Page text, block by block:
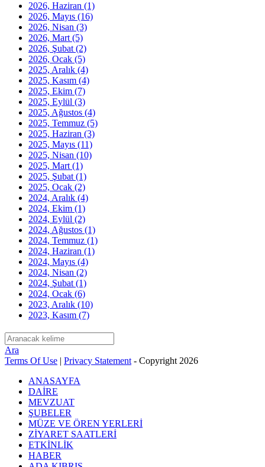
2026, Haziran (1)
2026, Mayıs (16)
2026, Nisan (3)
2026, Mart(5)
2026, Şubat(2)
2026, Ocak (5)
2025, Aralık (4)
2025, Kasım (4)
2025, Ekim (7)
2025, Eylül (3)
2025, Ağustos (4)
2025, Temmuz (5)
2025, Haziran (3)
2025, Mayıs (11)
2025, Nisan (10)
2025, Mart(1)
2025, Şubat(1)
2025, Ocak (2)
2024, Aralık (4)
2024, Ekim (1)
2024, Eylül (2)
2024, Ağustos (1)
2024, Temmuz (1)
2024, Haziran (1)
2024, Mayıs (4)
2024, Nisan (2)
2024, Şubat(1)
2024, Ocak (6)
2023, Aralık (10)
2023, Kasım (7)
Ara
Terms Of Use | Privacy Statement - Copyright 2026
ANASAYFA
DAİRE
MEVZUAT
ŞUBELER
MÜZE VE ÖREN YERLERİ
ZİYARET SAATLERİ
ETKİNLİK
HABER